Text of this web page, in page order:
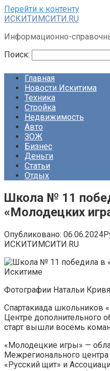
Перейти к контенту
ИСКИТИМСИТИ.RU
Информационно-
Поиск:
Главная
Новости Искитима
Техника
Стройка
Недвижимость
Авто
ЗОЖ
Бизнес
Деньги
Статьи
Отдых
Школа № 11
«Молодецких
Опубликовано: 06.06.2024
ИСКИТИМСИТИ.RU
Фотографии Натальи
Спартакиада школьников
Центре дополнительного
старт вышли восемь
«Молодецкие игры» —
Межрегионального центра
«Русский щит» и